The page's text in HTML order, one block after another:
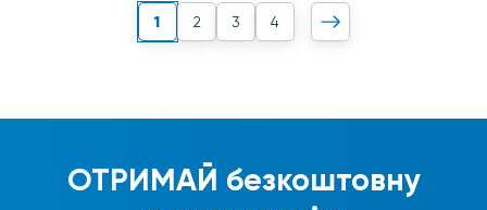
1 2 3 4
ОТРИМАЙ безкоштовну